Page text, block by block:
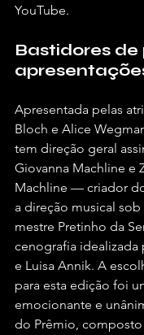
YouTube.
Bastidores de
Apresentada pelas
Bloch e Alice
tem direção geral
Giovanna Machline e
Machline — criador
a direção musical
mestre Pretinho da
cenografia idealizada
e Luisa Annik. A
para esta edição foi
emocionante e
do Prêmio,